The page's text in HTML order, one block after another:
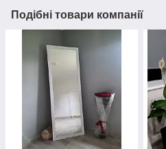
Подібні товари компанії